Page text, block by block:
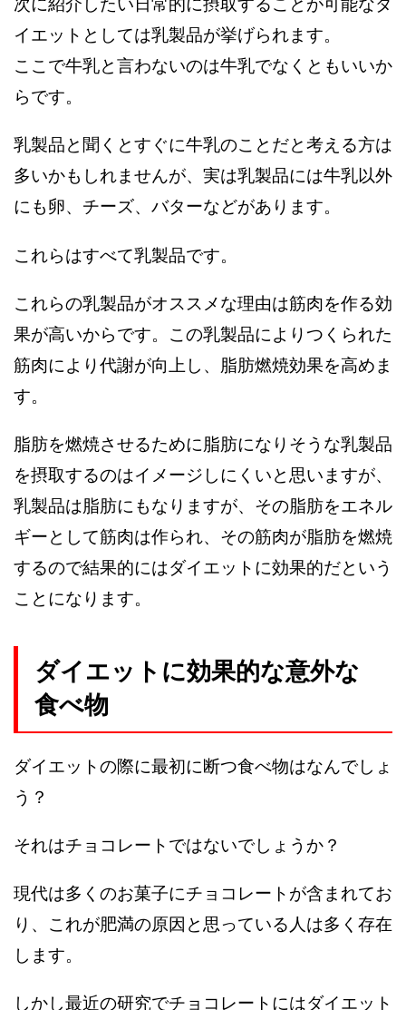
次に紹介したい日常的に摂取することが可能なダ
イエットとしては乳製品が挙げられます。
ここで牛乳と言わないのは牛乳でなくともいいか
らです。
乳製品と聞くとすぐに牛乳のことだと考える方は
多いかもしれませんが、実は乳製品には牛乳以外
にも卵、チーズ、バターなどがあります。
これらはすべて乳製品です。
これらの乳製品がオススメな理由は筋肉を作る効
果が高いからです。この乳製品によりつくられた
筋肉により代謝が向上し、脂肪燃焼効果を高めま
す。
脂肪を燃焼させるために脂肪になりそうな乳製品
を摂取するのはイメージしにくいと思いますが、
乳製品は脂肪にもなりますが、その脂肪をエネル
ギーとして筋肉は作られ、その筋肉が脂肪を燃焼
するので結果的にはダイエットに効果的だという
ことになります。
ダイエットに効果的な意外な
食べ物
ダイエットの際に最初に断つ食べ物はなんでしょ
う？
それはチョコレートではないでしょうか？
現代は多くのお菓子にチョコレートが含まれてお
り、これが肥満の原因と思っている人は多く存在
します。
しかし最近の研究でチョコレートにはダイエット